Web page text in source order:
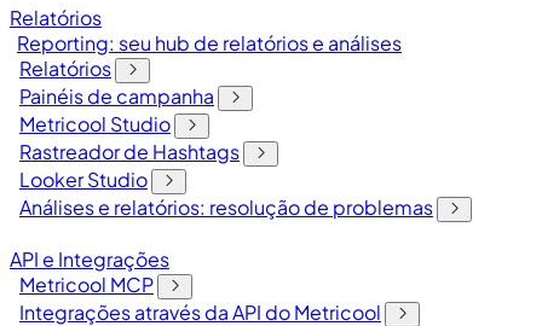
Relatórios
Reporting: seu hub de relatórios e análises
Relatórios
Painéis de campanha
Metricool Studio
Rastreador de Hashtags
Looker Studio
Análises e relatórios: resolução de problemas
API e Integrações
Metricool MCP
Integrações através da API do Metricool